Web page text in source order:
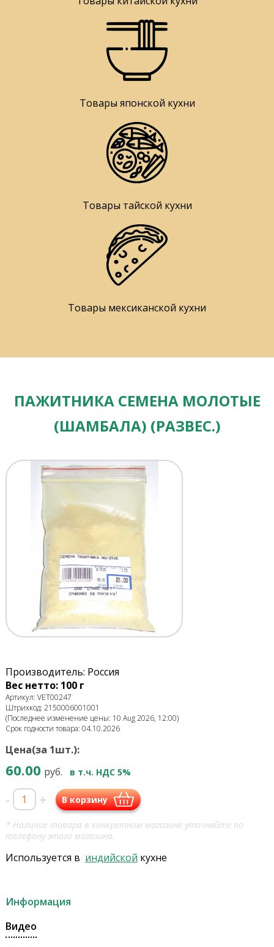
Товары японской кухни
Товары тайской кухни
Товары мексиканской кухни
ПАЖИТНИКА СЕМЕНА МОЛОТЫЕ
(ШАМБАЛА) (РАЗВЕС.)
Производитель: Россия
Вес нетто: 100 г
Артикул: VET00247
Штрихкод: 2150006001001
(Последнее изменение цены: 10 Aug 2026, 12:00)
Срок годности товара: 04.10.2026
Цена(за 1шт.):
60.00 руб. в т.ч. НДС 5%
- + В корзину
* Наличие товара в конкретном магазине уточняйте по
телефону этого магазина.
Используется в индийской кухне
Информация
Видео